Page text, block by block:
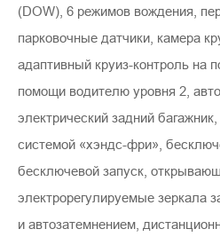
(DOW), 6 режимов вождения,
парковочные датчики, камера
адаптивный круиз-контроль на
помощи водителю уровня 2,
электрический задний
системой «хэндс-фри»,
бесключевой запуск,
электрорегулируемые зеркала
и автозатемнением,